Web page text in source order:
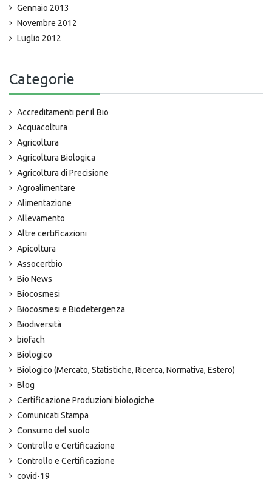
Gennaio 2013
Novembre 2012
Luglio 2012
Categorie
Accreditamenti per il Bio
Acquacoltura
Agricoltura
Agricoltura Biologica
Agricoltura di Precisione
Agroalimentare
Alimentazione
Allevamento
Altre certificazioni
Apicoltura
Assocertbio
Bio News
Biocosmesi
Biocosmesi e Biodetergenza
Biodiversità
biofach
Biologico
Biologico (Mercato, Statistiche, Ricerca, Normativa, Estero)
Blog
Certificazione Produzioni biologiche
Comunicati Stampa
Consumo del suolo
Controllo e Certificazione
Controllo e Certificazione
covid-19